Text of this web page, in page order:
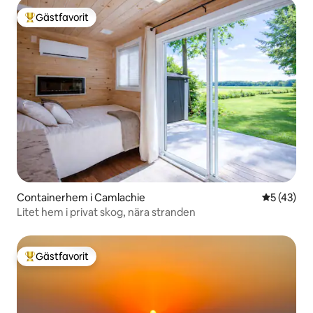
Populär gästfavorit
Gästfavorit
Containerhem i Camlachie 5 av 5 i
5 (43)
Litet hem i privat skog, nära stranden
Populär gästfavorit
Gästfavorit